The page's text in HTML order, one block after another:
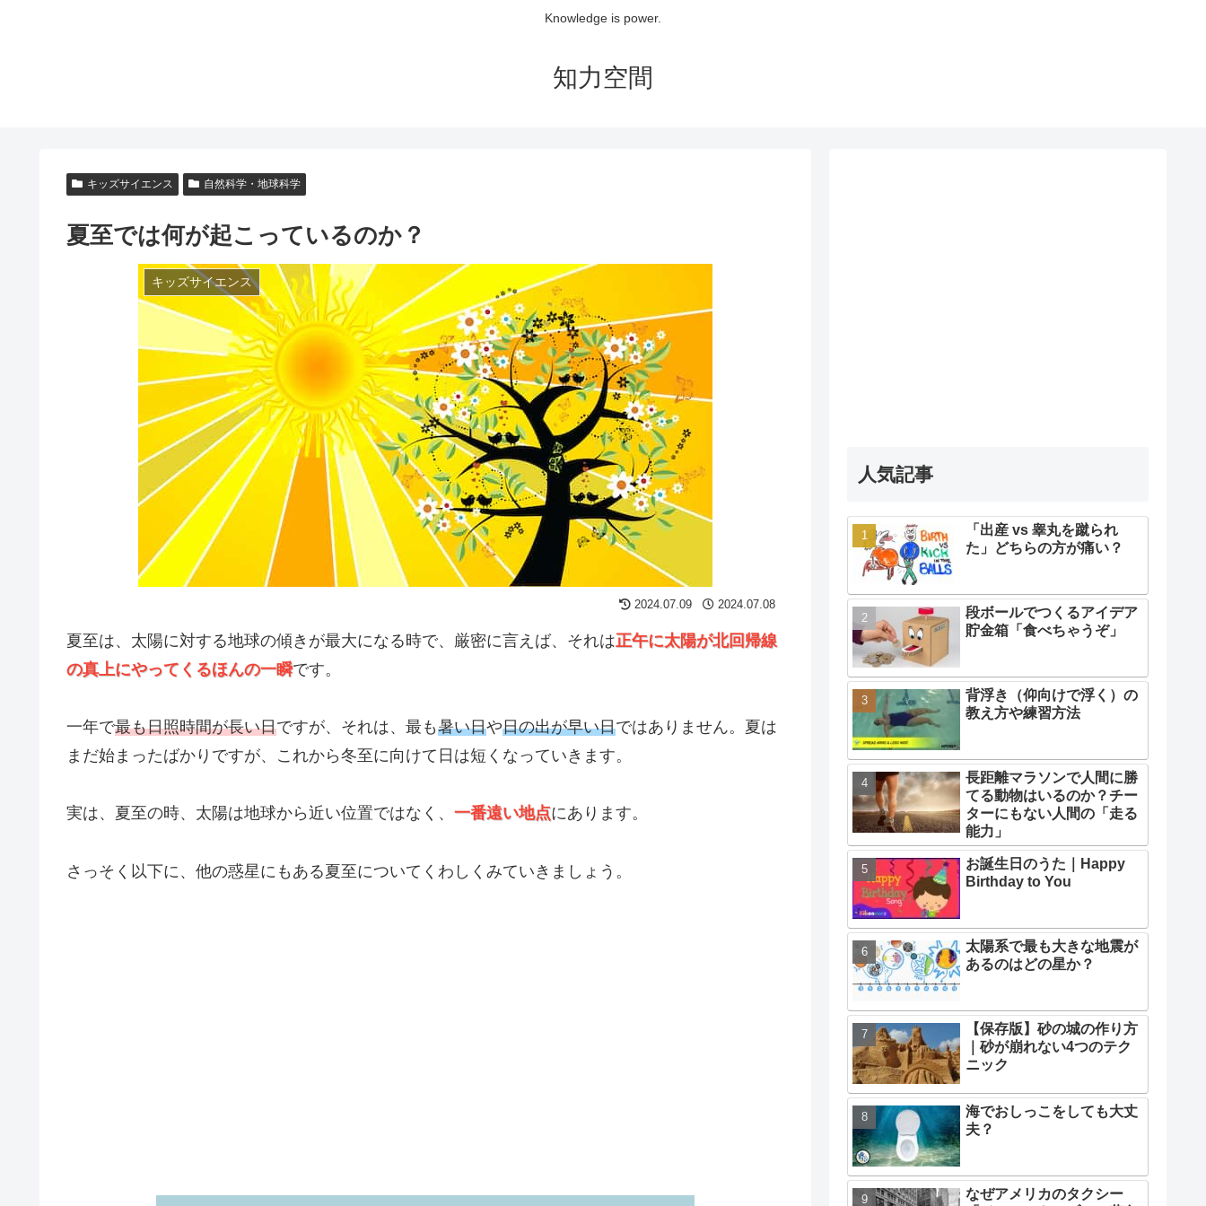
Knowledge is power.
知力空間
キッズサイエンス 自然科学・地球科学
夏至では何が起こっているのか？
キッズサイエンス
2024.07.09 2024.07.08
夏至は、太陽に対する地球の傾きが最大になる時で、厳密に言えば、それは正午に太陽が北回帰線
の真上にやってくるほんの一瞬です。
一年で最も日照時間が長い日ですが、それは、最も暑い日や日の出が早い日ではありません。夏は
まだ始まったばかりですが、これから冬至に向けて日は短くなっていきます。
実は、夏至の時、太陽は地球から近い位置ではなく、 一番遠い地点にあります。
さっそく以下に、他の惑星にもある夏至についてくわしくみていきましょう。
人気記事
「出産 vs 睾丸を蹴られ
た」どちらの方が痛い？
段ボールでつくるアイデア
貯金箱「食べちゃうぞ」
背浮き（仰向けで浮く）の
教え方や練習方法
長距離マラソンで人間に勝
てる動物はいるのか？チー
ターにもない人間の「走る
能力」
お誕生日のうた｜Happy
Birthday to You
太陽系で最も大きな地震が
あるのはどの星か？
【保存版】砂の城の作り方
｜砂が崩れない4つのテク
ニック
海でおしっこをしても大丈
夫？
なぜアメリカのタクシー